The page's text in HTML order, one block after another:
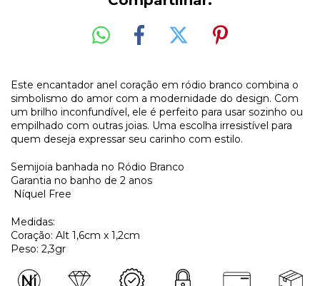
Este encantador anel coração em ródio branco combina o
simbolismo do amor com a modernidade do design. Com
um brilho inconfundível, ele é perfeito para usar sozinho ou
empilhado com outras joias. Uma escolha irresistível para
quem deseja expressar seu carinho com estilo.
Semijoia banhada no Ródio Branco
Garantia no banho de 2 anos
Níquel Free
Medidas:
Coração: Alt 1,6cm x 1,2cm
Peso: 2,3gr